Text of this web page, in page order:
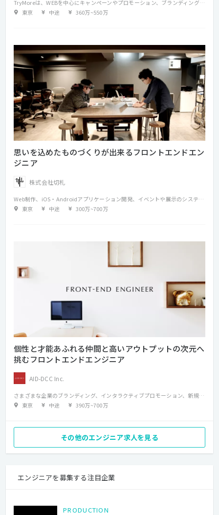
TryMoreは、WEBを中心にキャンペーンやプロモーション、ブランディングなどの企画・制作を行う会社です。 どんなときも、楽しんで仕事をする。 逆境に立たされても、ネガティブにならずアイデアと行動で未来をつくりだす。 それがTryMoreのポリシーです。 私たちは、 笑顔が似合うクリエイティブチームとして、日々ものづくり・ことづくりを続けています。 ・仕事内容 HTML5、CSS、JavaScriptで、キャンペーンサイトやブランドサイトおよびインタラクティブコンテンツの実装を担当していただきます。
東京
中途 360万~550万
思いを込めたものづくりが出来るフロントエンドエン
ジニア
株式会社切札
Web制作、iOS・Androidアプリケーション開発、イベントや展示のシステム開発など、多岐に渡る制作業務に携わって頂きます。また、制作業務だけではなく、広告企画の立案などプロジェクトの初期段階から入って頂く機会も多くあります。 色々な経験や培ってきた知識を活かし、一緒に思いを込めたものづくりが出来るスタッフを募集しています。
東京
中途 300万~700万
個性と才能あふれる仲間と高いアウトプットの次元へ
挑むフロントエンドエンジニア
AID-DCC Inc.
さまざまな企業のブランディング、インタラクティブプロモーション、新規事業などの企画・制作において、フロントエンド（HTML/CSS/Javascript）の設計〜構築に携わります。 オリエンなどは職種に関係なく全員が参加するようにし、ブレストにもできるだけ参加する。互いの専門領域をミックスし新しい発想や考え方を大事にしています。
東京
中途 390万~700万
その他のエンジニア求人を見る
エンジニアを募集する注目企業
PRODUCTION